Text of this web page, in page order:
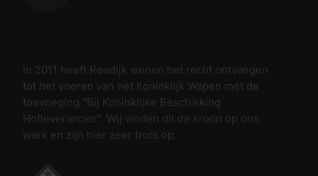
In 2011 heeft Reedijk wonen het recht ontvangen
tot het voeren van het Koninklijk Wapen met de
toevoeging “Bij Koninklijke Beschikking
Hofleverancier”. Wij vinden dit de kroon op ons
werk en zijn hier zeer trots op.